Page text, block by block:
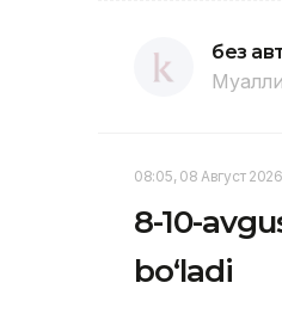
без
08:05, 08 Август 2026
8-10-
bo‘ladi